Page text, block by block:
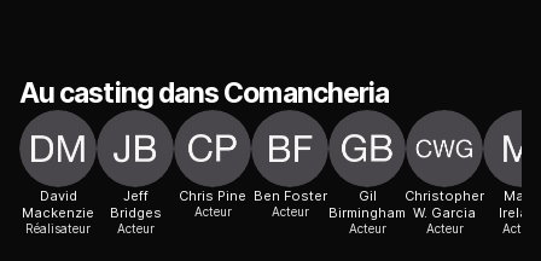
Au casting dans Comancheria
David
Mackenzie
Réalisateur
Jeff
Bridges
Acteur
Chris Pine
Acteur
Ben Foster
Acteur
Gil
Birmingham
Acteur
Christopher
W. Garcia
Acteur
Marin
Actrice